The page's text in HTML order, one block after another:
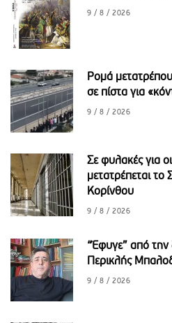
9 / 8 / 2026
Ρομά
σε πίστα για
9 / 8 / 2026
Σε φυλακές για
μετατρέπεται
Κορίνθου
9 / 8 / 2026
“Έφυγε” από
Περικλής
9 / 8 / 2026